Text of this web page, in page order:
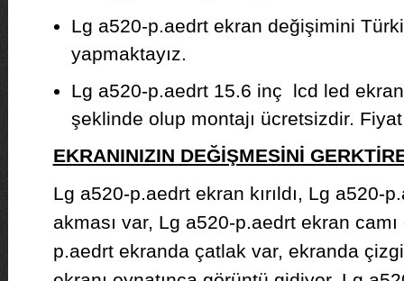
Lg a520-p.aedrt ekran değişimini
yapmaktayız.
Lg a520-p.aedrt 15.6 inç lcd led ekran
şeklinde olup montajı ücretsizdir.
EKRANINIZIN DEĞİŞMESİNİ
Lg a520-p.aedrt ekran kırıldı, Lg a520-
akması var, Lg a520-p.aedrt ekran
p.aedrt ekranda çatlak var, ekranda